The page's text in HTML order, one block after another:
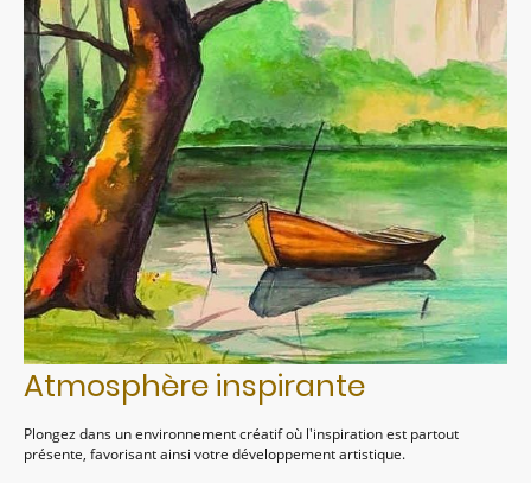
Atmosphère inspirante
Plongez dans un environnement créatif où l'inspiration est partout
présente, favorisant ainsi votre développement artistique.